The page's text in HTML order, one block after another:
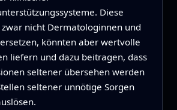
Diese
nicht Dermatologinnen und
könnten aber wertvolle
liefern und dazu beitragen, dass
seltener übersehen werden
seltener unnötige Sorgen